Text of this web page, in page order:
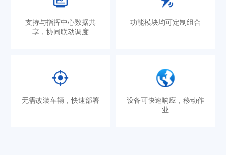
支持与指挥中心数据共
享，协同联动调度
功能模块均可定制组合
无需改装车辆，快速部署
设备可快速响应，移动作
业